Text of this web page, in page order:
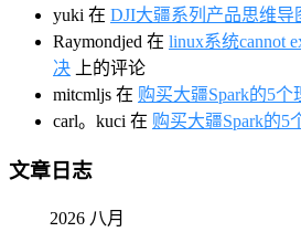
yuki 在 DJI大疆系列产品思维导
Raymondjed 在 linux系统cannot
决 上的评论
mitcmljs 在 购买大疆Spark的5个
carl。kuci 在 购买大疆Spark的5
文章日志
2026 八月